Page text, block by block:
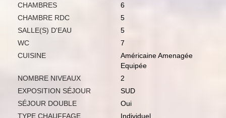
CHAMBRES
6
CHAMBRE RDC
5
SALLE(S) D'EAU
5
WC
7
CUISINE
Américaine Amenagée
Equipée
NOMBRE NIVEAUX
2
EXPOSITION SÉJOUR
SUD
SÉJOUR DOUBLE
Oui
TYPE CHAUFFAGE
Individuel